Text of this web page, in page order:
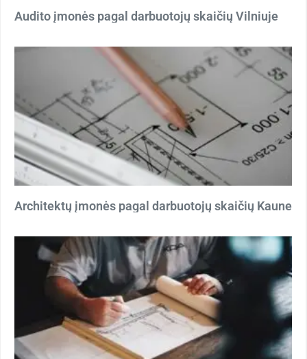
Audito įmonės pagal darbuotojų skaičių Vilniuje
Architektų įmonės pagal darbuotojų skaičių Kaune